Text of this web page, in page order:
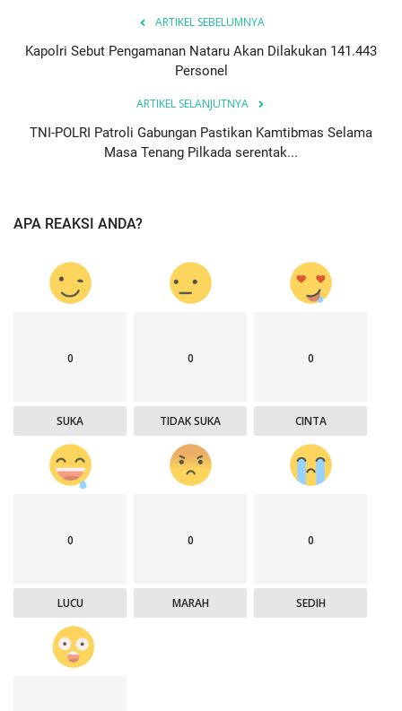
ARTIKEL SEBELUMNYA
Kapolri Sebut Pengamanan Nataru Akan Dilakukan 141.443
Personel
ARTIKEL SELANJUTNYA
TNI-POLRI Patroli Gabungan Pastikan Kamtibmas Selama
Masa Tenang Pilkada serentak...
APA REAKSI ANDA?
0
SUKA
0
TIDAK SUKA
0
CINTA
0
LUCU
0
MARAH
0
SEDIH